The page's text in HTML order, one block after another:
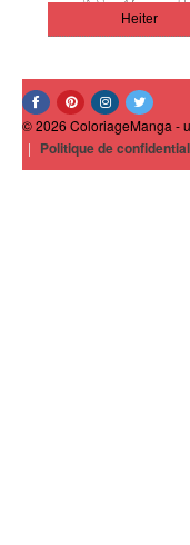
Heiter
© 2026 ColoriageManga -
| Politique de